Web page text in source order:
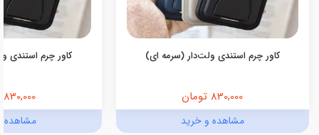
کاور چرم استندی ولت‌دار (سرمه ای)
830,000 تومان
مشاهده و خرید
کاور چرم استندی
830,000 تومان
مشاهده